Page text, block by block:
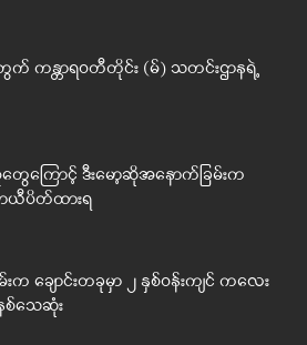
န္တာရဝတီတိုင်း (မ်) သတင်းဌာနရဲ့
ြောင့် ဒီးမော့ဆိုအနောက်ခြမ်းက
ယီပိတ်ထားရ
ချောင်းတခုမှာ ၂ နှစ်ဝန်းကျင် ကလေး
သေဆုံး